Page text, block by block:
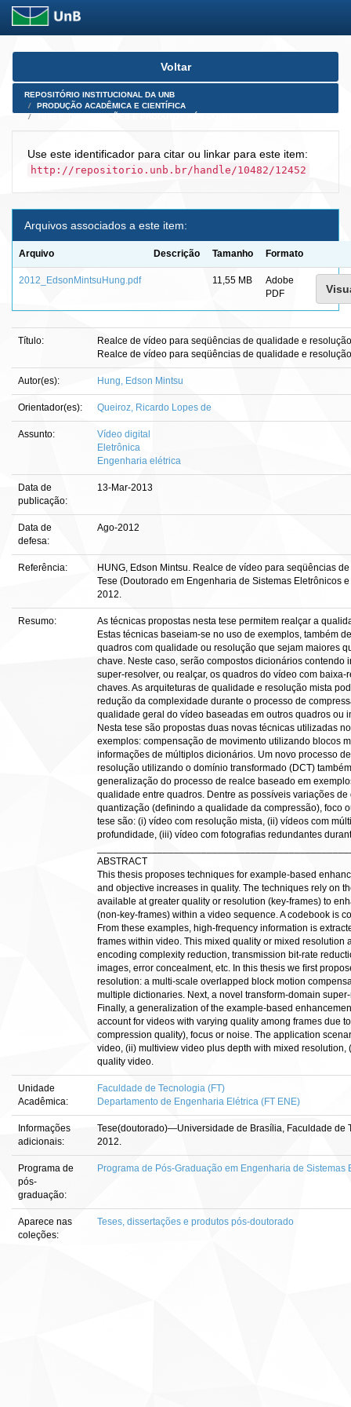
Skip
Voltar
REPOSITÓRIO INSTITUCIONAL DA UNB
PRODUÇÃO ACADÊMICA E CIENTÍFICA
Use este identificador para citar ou linkar para este item:
http://repositorio.unb.br/handle/10482/12452
Arquivos associados a este item:
Arquivo Descrição Tamanho Formato
2012_EdsonMintsuHung.pdf 11,55 MB
Adobe
PDF
Título:
Realce de vídeo para seqüências de qualidade e
Realce de vídeo para seqüências de qualidade e
Autor(es): Hung, Edson Mintsu
Orientador(es): Queiroz, Ricardo Lopes de
Assunto:
Vídeo digital
Eletrônica
Engenharia elétrica
Data de
publicação:
13-Mar-2013
Data de
defesa:
Ago-2012
Referência:
HUNG, Edson Mintsu. Realce de vídeo para seqüências
Tese (Doutorado em Engenharia de Sistemas Eletrônicos
2012.
Resumo:
As técnicas propostas nesta tese permitem realçar a
Estas técnicas baseiam-se no uso de exemplos, também
quadros com qualidade ou resolução que sejam maiores
chave. Neste caso, serão compostos dicionários
super-resolver, ou realçar, os quadros do vídeo com
chaves. As arquiteturas de qualidade e resolução mista
redução da complexidade durante o processo de
qualidade geral do vídeo baseadas em outros quadros ou
Nesta tese são propostas duas novas técnicas utilizadas
exemplos: compensação de movimento utilizando blocos
informações de múltiplos dicionários. Um novo processo
resolução utilizando o domínio transformado (DCT)
generalização do processo de realce baseado em
qualidade entre quadros. Dentre as possíveis variações
quantização (deﬁnindo a qualidade da compressão), foco
tese são: (i) vídeo com resolução mista, (ii) vídeos com
profundidade, (iii) vídeo com fotograﬁas redundantes
ABSTRACT
This thesis proposes techniques for example-based
and objective increases in quality. The techniques rely on
available at greater quality or resolution (key-frames) to
(non-key-frames) within a video sequence. A codebook is
From these examples, high-frequency information is
frames within video. This mixed quality or mixed
encoding complexity reduction, transmission bit-rate
images, error concealment, etc. In this thesis we ﬁrst
resolution: a multi-scale overlapped block motion
multiple dictionaries. Next, a novel transform-domain
Finally, a generalization of the example-based
account for videos with varying quality among frames due
compression quality), focus or noise. The application
video, (ii) multiview video plus depth with mixed
quality video.
Unidade
Acadêmica:
Faculdade de Tecnologia (FT)
Departamento de Engenharia Elétrica (FT ENE)
Informações
adicionais:
Tese(doutorado)—Universidade de Brasília, Faculdade de
2012.
Programa de
pós-
graduação:
Programa de Pós-Graduação em Engenharia de Sistemas
Aparece nas
coleções:
Teses, dissertações e produtos pós-doutorado